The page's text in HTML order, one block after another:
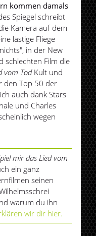
kommen damals
Spiegel schreibt
Kamera auf dem
lästige Fliege
in der New
schlechten Film die
vom TodKult und
den Top 50 der
auch dank Stars
und Charles
wegen
mir das Lied vom
ein ganz
seinen
warum du ihn
wir dir hier.